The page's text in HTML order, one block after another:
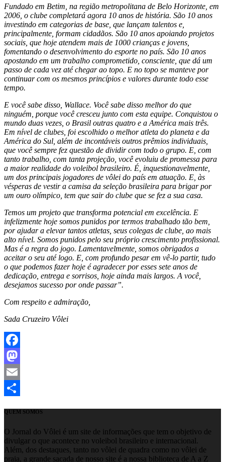
Fundado em Betim, na região metropolitana de Belo Horizonte, em
2006, o clube completará agora 10 anos de história. São 10 anos
investindo em categorias de base, que lançam talentos e,
principalmente, formam cidadãos. São 10 anos apoiando projetos
sociais, que hoje atendem mais de 1000 crianças e jovens,
fomentando o desenvolvimento do esporte no país. São 10 anos
apostando em um trabalho comprometido, consciente, que dá um
passo de cada vez até chegar ao topo. E no topo se manteve por
continuar com os mesmos princípios e valores durante todo esse
tempo.
E você sabe disso, Wallace. Você sabe disso melhor do que
ninguém, porque você cresceu junto com esta equipe. Conquistou o
mundo duas vezes, o Brasil outras quatro e a América mais três.
Em nível de clubes, foi escolhido o melhor atleta do planeta e da
América do Sul, além de incontáveis outros prêmios individuais,
que você sempre fez questão de dividir com todo o grupo. E, com
tanto trabalho, com tanta projeção, você evoluiu de promessa para
a maior realidade do voleibol brasileiro. É, inquestionavelmente,
um dos principais jogadores de vôlei do país em atuação. E, às
vésperas de vestir a camisa da seleção brasileira para brigar por
um ouro olímpico, tem que sair do clube que se fez a sua casa.
Temos um projeto que transforma potencial em excelência. E
infelizmente hoje somos punidos por termos trabalhado tão bem,
por ajudar a elevar tantos atletas, seus colegas de clube, ao mais
alto nível. Somos punidos pelo seu próprio crescimento profissional.
Mas é a regra do jogo. Lamentavelmente, somos obrigados a
aceitar o seu até logo. E, com profundo pesar em vê-lo partir, tudo
o que podemos fazer hoje é agradecer por esses sete anos de
dedicação, entrega e sorrisos, hoje ainda mais largos. A você,
desejamos sucesso por onde passar”.
Com respeito e admiração,
Sada Cruzeiro Vôlei
Facebook
Mastodon
Email
QUEM SOMOS
O Jornal do Vôlei é um site de informações que tem o objetivo de
divulgar o que acontece no voleibol brasileiro e internacional.
Além, dos destaques, tanto no vôlei de quadra como no vôlei de
praia, a grande sacada de nosso site é a nossa biblioteca de A a Z